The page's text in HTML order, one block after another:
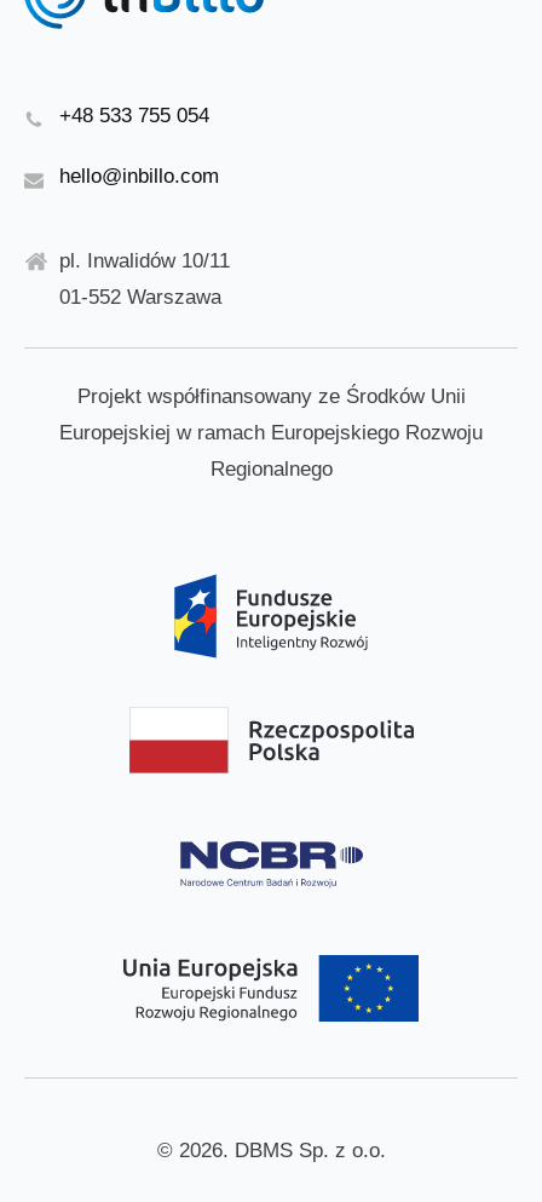
+48 533 755 054
hello@inbillo.com
pl. Inwalidów 10/11
01-552 Warszawa
Projekt współfinansowany ze Środków Unii
Europejskiej w ramach Europejskiego Rozwoju
Regionalnego
© 2026. DBMS Sp. z o.o.